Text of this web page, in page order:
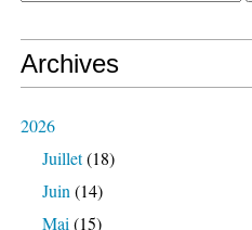
Archives
2026
Juillet(18)
Juin (14)
Mai (15)